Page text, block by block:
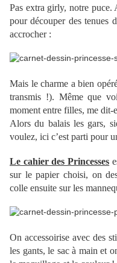
Pas extra girly, notre puce.
pour découper des tenues
accrocher :
Mais le charme a bien
transmis !). Même que
moment entre filles, me dit-
Alors du balais les gars,
voulez, ici c’est parti pour
Le cahier des Princesses
sur le papier choisi, on
colle ensuite sur les
On accessoirise avec des
les gants, le sac à main et